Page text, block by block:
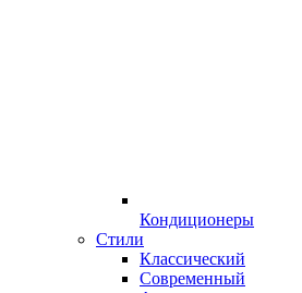
Кондиционеры
Стили
Классический
Современный